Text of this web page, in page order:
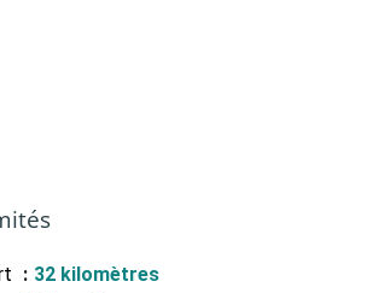
32 kilomètres